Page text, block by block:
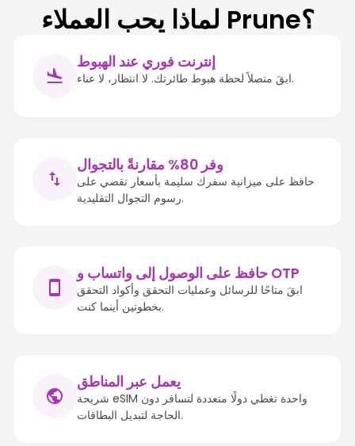
لماذا يحب العملاء Prune؟
إنترنت فوري عند الهبوط
ابقَ متصلاً لحظة هبوط طائرتك. لا انتظار، لا عناء.
وفر 80% مقارنةً بالتجوال
حافظ على ميزانية سفرك سليمة بأسعار تقضي على
رسوم التجوال التقليدية.
حافظ على الوصول إلى واتساب و OTP
ابقَ متاحًا للرسائل وعمليات التحقق وأكواد التحقق
بخطوتين أينما كنت.
يعمل عبر المناطق
شريحة eSIM واحدة تغطي دولًا متعددة لتسافر دون
الحاجة لتبديل البطاقات.